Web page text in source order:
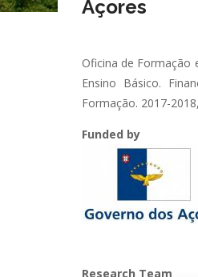
Açores
Oficina de Formação
Ensino Básico.
Formação. 2017-
Funded by
Research Team